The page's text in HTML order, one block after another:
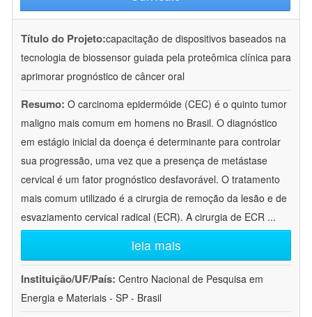
Título do Projeto:capacitação de dispositivos baseados na
tecnologia de biossensor guiada pela proteômica clínica para
aprimorar prognóstico de câncer oral
Resumo: O carcinoma epidermóide (CEC) é o quinto tumor
maligno mais comum em homens no Brasil. O diagnóstico
em estágio inicial da doença é determinante para controlar
sua progressão, uma vez que a presença de metástase
cervical é um fator prognóstico desfavorável. O tratamento
mais comum utilizado é a cirurgia de remoção da lesão e de
esvaziamento cervical radical (ECR). A cirurgia de ECR ...
leia mais
Instituição/UF/País: Centro Nacional de Pesquisa em
Energia e Materiais - SP - Brasil